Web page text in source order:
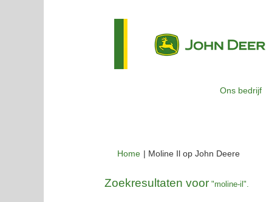
Ons bedrijf
Home | Moline Il op John Deere(huidige
Zoekresultaten voor "moline-il".